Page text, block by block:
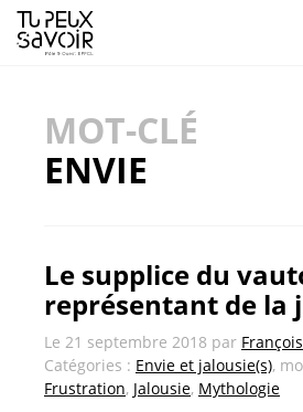
Aller
au
MOT-CLÉ
ENVIE
Le supplice du
représentant de la
Le 21 septembre 2018 par
Catégories : Envie et jalousie(s),
Frustration, Jalousie, Mythologie